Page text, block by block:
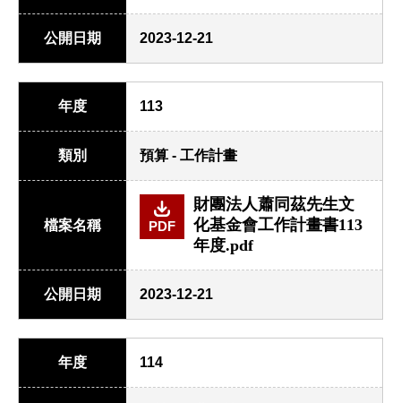
公開日期 2023-12-21
年度 113
類別 預算 - 工作計畫
檔案名稱 PDF
財團法人蕭同茲先生文
化基金會工作計畫書113
年度.pdf
公開日期 2023-12-21
年度 114